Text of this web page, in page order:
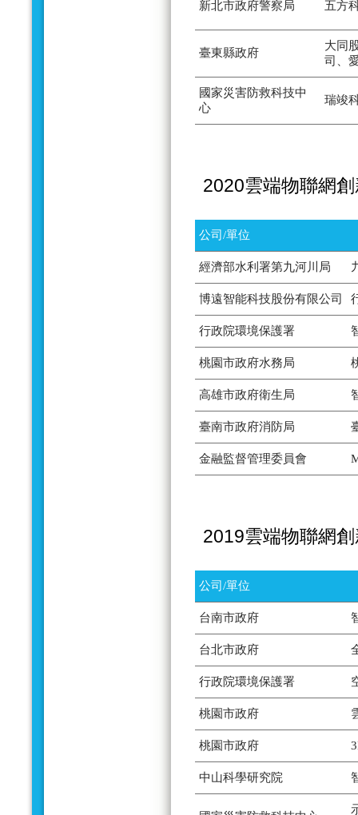
新北市政府警察局 五方
臺東縣政府
大同
司、
國家災害防救科技中
心
瑞竣
2020雲端物聯網
公司/單位
經濟部水利署第九河川局
博遠智能科技股份有限公司
行政院環境保護署
桃園市政府水務局
高雄市政府衛生局
臺南市政府消防局
金融監督管理委員會
2019雲端物聯網
公司/單位
台南市政府
台北市政府
行政院環境保護署
桃園市政府
桃園市政府
中山科學研究院